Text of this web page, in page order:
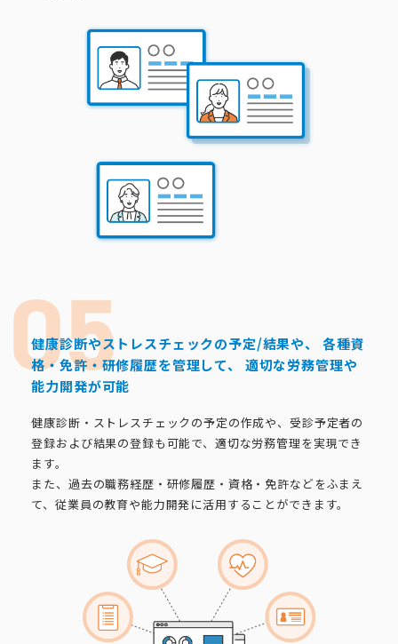
健康診断やストレスチェックの予定/結果や、
各種資
格・免許・研修履歴を管理して、
適切な労務管理や
能力開発が可能
健康診断・ストレスチェックの予定の作成や、受診予定者の
登録および結果の登録も可能で、適切な労務管理を実現でき
ます。
また、過去の職務経歴・研修履歴・資格・免許などをふまえ
て、従業員の教育や能力開発に活用することができます。